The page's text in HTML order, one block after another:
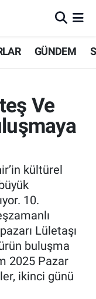
GÜNDEM
Ve
kültürel
10.
Lületaşı
buluşma
2025 Pazar
ikinci günü